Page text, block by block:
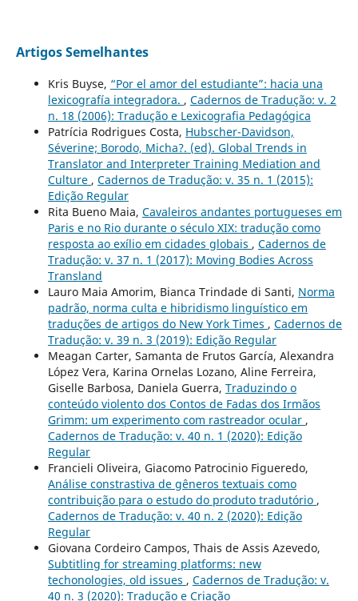
Artigos Semelhantes
Kris Buyse, “Por el amor del estudiante”: hacia una
lexicografía integradora. , Cadernos de Tradução: v. 2
n. 18 (2006): Tradução e Lexicografia Pedagógica
Patrícia Rodrigues Costa, Hubscher-Davidson,
Séverine; Borodo, Micha?. (ed). Global Trends in
Translator and Interpreter Training Mediation and
Culture , Cadernos de Tradução: v. 35 n. 1 (2015):
Edição Regular
Rita Bueno Maia, Cavaleiros andantes portugueses em
Paris e no Rio durante o século XIX: tradução como
resposta ao exílio em cidades globais , Cadernos de
Tradução: v. 37 n. 1 (2017): Moving Bodies Across
Transland
Lauro Maia Amorim, Bianca Trindade di Santi, Norma
padrão, norma culta e hibridismo linguístico em
traduções de artigos do New York Times , Cadernos de
Tradução: v. 39 n. 3 (2019): Edição Regular
Meagan Carter, Samanta de Frutos García, Alexandra
López Vera, Karina Ornelas Lozano, Aline Ferreira,
Giselle Barbosa, Daniela Guerra, Traduzindo o
conteúdo violento dos Contos de Fadas dos Irmãos
Grimm: um experimento com rastreador ocular ,
Cadernos de Tradução: v. 40 n. 1 (2020): Edição
Regular
Francieli Oliveira, Giacomo Patrocinio Figueredo,
Análise constrastiva de gêneros textuais como
contribuição para o estudo do produto tradutório ,
Cadernos de Tradução: v. 40 n. 2 (2020): Edição
Regular
Giovana Cordeiro Campos, Thais de Assis Azevedo,
Subtitling for streaming platforms: new
techonologies, old issues , Cadernos de Tradução: v.
40 n. 3 (2020): Tradução e Criação